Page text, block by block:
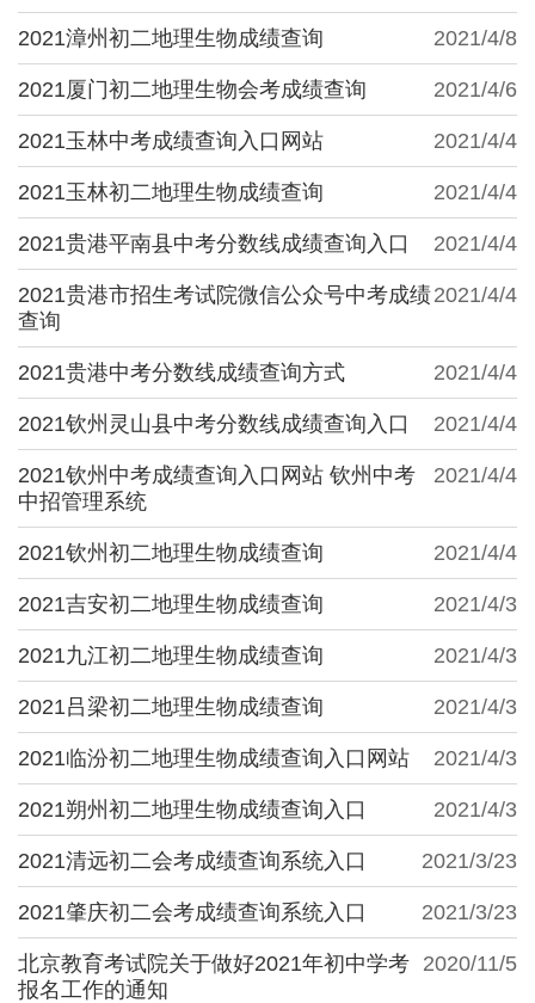
2021/4/8
2021漳州初二地理生物成绩查询
2021/4/6
2021厦门初二地理生物会考成绩查询
2021/4/4
2021玉林中考成绩查询入口网站
2021/4/4
2021玉林初二地理生物成绩查询
2021/4/4
2021贵港平南县中考分数线成绩查询入口
2021/4/4
2021贵港市招生考试院微信公众号中考成绩
查询
2021/4/4
2021贵港中考分数线成绩查询方式
2021/4/4
2021钦州灵山县中考分数线成绩查询入口
2021/4/4
2021钦州中考成绩查询入口网站 钦州中考
中招管理系统
2021/4/4
2021钦州初二地理生物成绩查询
2021/4/3
2021吉安初二地理生物成绩查询
2021/4/3
2021九江初二地理生物成绩查询
2021/4/3
2021吕梁初二地理生物成绩查询
2021/4/3
2021临汾初二地理生物成绩查询入口网站
2021/4/3
2021朔州初二地理生物成绩查询入口
2021/3/23
2021清远初二会考成绩查询系统入口
2021/3/23
2021肇庆初二会考成绩查询系统入口
2020/11/5
北京教育考试院关于做好2021年初中学考
报名工作的通知